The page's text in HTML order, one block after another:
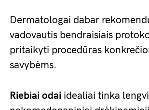
Dermatologai dabar
vadovautis bendraisiais
pritaikyti procedūras
savybėms.
Riebiai odai idealiai tinka lengvi